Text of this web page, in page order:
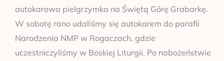
autokarowa pielgrzymka na Świętą Górę Grabarkę.
W sobotę rano udaliśmy się autokarem do parafii
Narodzenia NMP w Rogaczach, gdzie
uczestniczyliśmy w Boskiej Liturgii. Po nabożeństwie